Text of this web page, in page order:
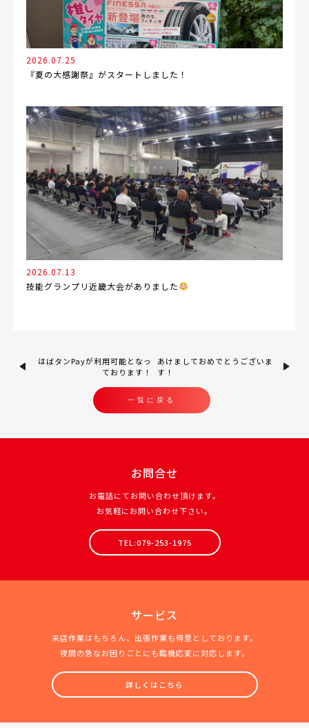
2026.07.25
『夏の大感謝祭』がスタートしました！
2026.07.13
技能グランプリ近畿大会がありました
はばタンPayが利用可能となっ
ております！
一覧に戻る
あけましておめでとうございま
す！
お問合せ
お電話にてお問い合わせ頂けます。
お気軽にお問い合わせ下さい。
TEL:079-253-1975
サービス
来店作業はもちろん、出張作業も得意としております。
夜間の急なお困りごとにも臨機応変に対応します。
詳しくはこちら